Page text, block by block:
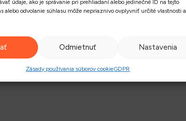
údaje, ako je správanie pri prehliadaní alebo jedinečné ID na tejto
alebo odvolanie súhlasu môže nepriaznivo ovplyvniť určité vlastnosti a
Odmietnuť Nastavenia
Zásady používania súborov cookieGDPR